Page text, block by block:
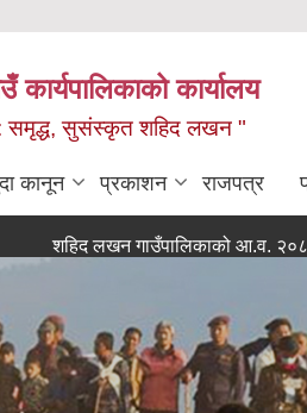
कार्यालय
: समृद्ध, सुसंस्कृत शहिद लखन "
कानून प्रकाशन राजपत्र
लखन गाउँपालिकाको आ.व. २०८२।८३ को